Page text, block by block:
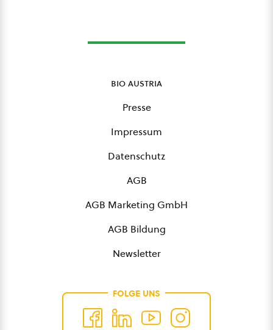
bio austria
Presse
Impressum
Datenschutz
AGB
AGB Marketing GmbH
AGB Bildung
Newsletter
FOLGE UNS